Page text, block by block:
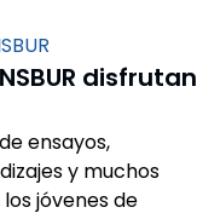
disfrutan
ensayos,
y muchos
jóvenes de